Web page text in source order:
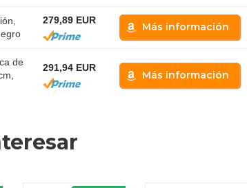
279,89 EUR
Más información
de
291,94 EUR
Más información